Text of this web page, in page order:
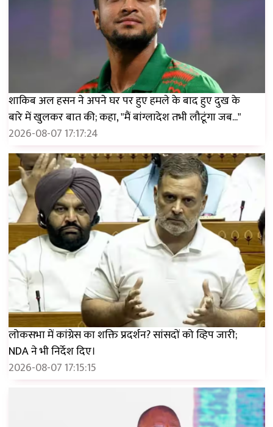
शाकिब अल हसन ने अपने घर पर हुए हमले के बाद हुए दुख के
बारे में खुलकर बात की; कहा, "मैं बांग्लादेश तभी लौटूंगा जब..."
2026-08-07 17:17:24
लोकसभा में कांग्रेस का शक्ति प्रदर्शन? सांसदों को व्हिप जारी;
NDA ने भी निर्देश दिए।
2026-08-07 17:15:15